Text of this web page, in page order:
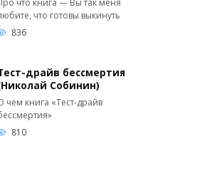
что готовы выкинуть
836
драйв бессмертия
Собинин)
чем книга «Тест-драйв
810